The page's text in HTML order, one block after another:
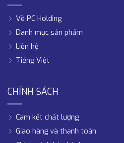
Về PC Holding
Danh mục sản phẩm
Liên hệ
Tiếng Việt
CHÍNH SÁCH
Cam kết chất lượng
Giao hàng và thanh toán